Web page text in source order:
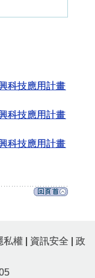
科技應用計畫
科技應用計畫
科技應用計畫
私權 資訊安全
政